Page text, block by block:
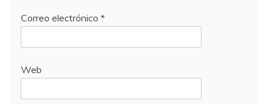
Correo electrónico *
Web